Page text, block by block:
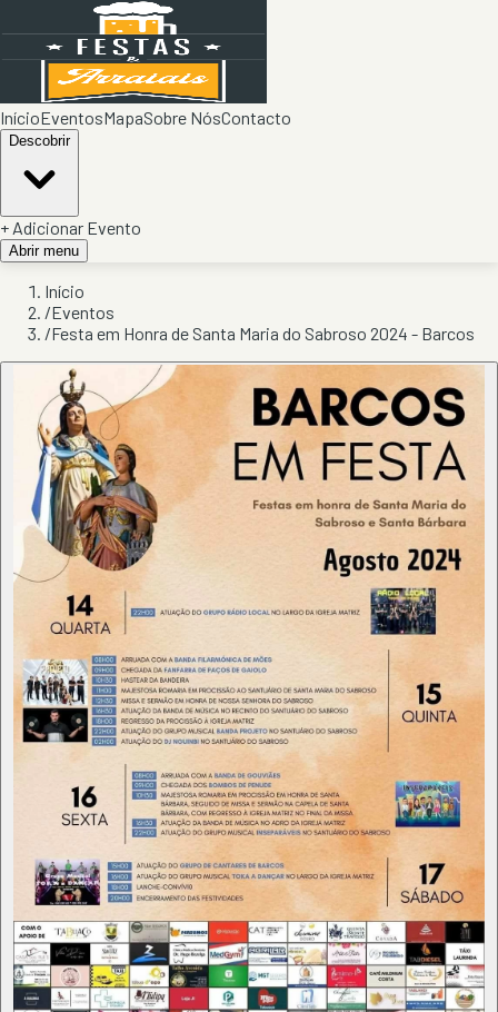
InícioEventosMapaSobre NósContacto
Descobrir
+ Adicionar Evento
Abrir menu
Início
/Eventos
/Festa em Honra de Santa Maria do Sabroso 2024 - Barcos